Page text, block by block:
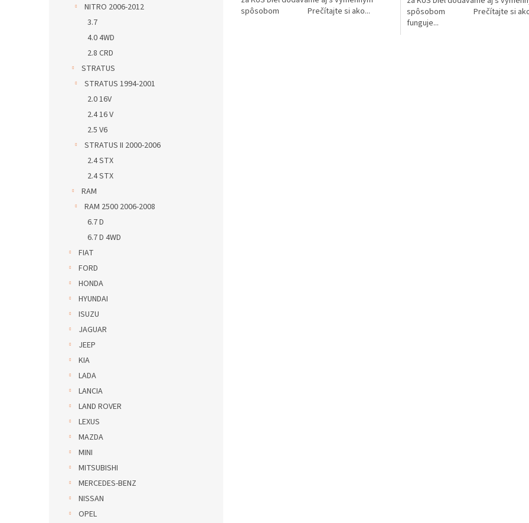
NITRO 2006-2012
3.7
4.0 4WD
2.8 CRD
STRATUS
STRATUS 1994-2001
2.0 16V
2.4 16 V
2.5 V6
STRATUS II 2000-2006
2.4 STX
2.4 STX
RAM
RAM 2500 2006-2008
6.7 D
6.7 D 4WD
FIAT
FORD
HONDA
HYUNDAI
ISUZU
JAGUAR
JEEP
KIA
LADA
LANCIA
LAND ROVER
LEXUS
MAZDA
MINI
MITSUBISHI
MERCEDES-BENZ
NISSAN
OPEL
spôsobom Prečítajte si ako...
spôsobom Prečítajte si
funguje...